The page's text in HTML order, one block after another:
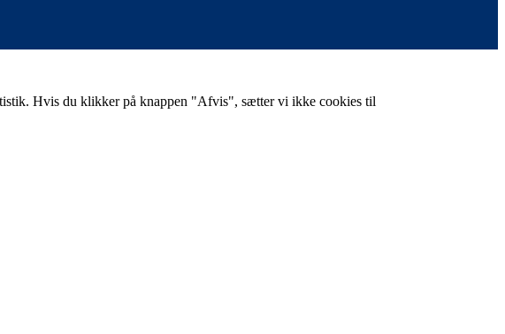
Hvis du klikker på knappen "Afvis", sætter vi ikke cookies til